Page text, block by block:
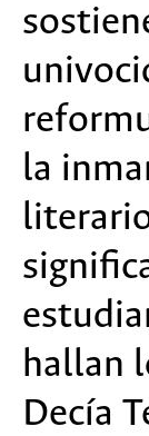
la
hallan
Decía